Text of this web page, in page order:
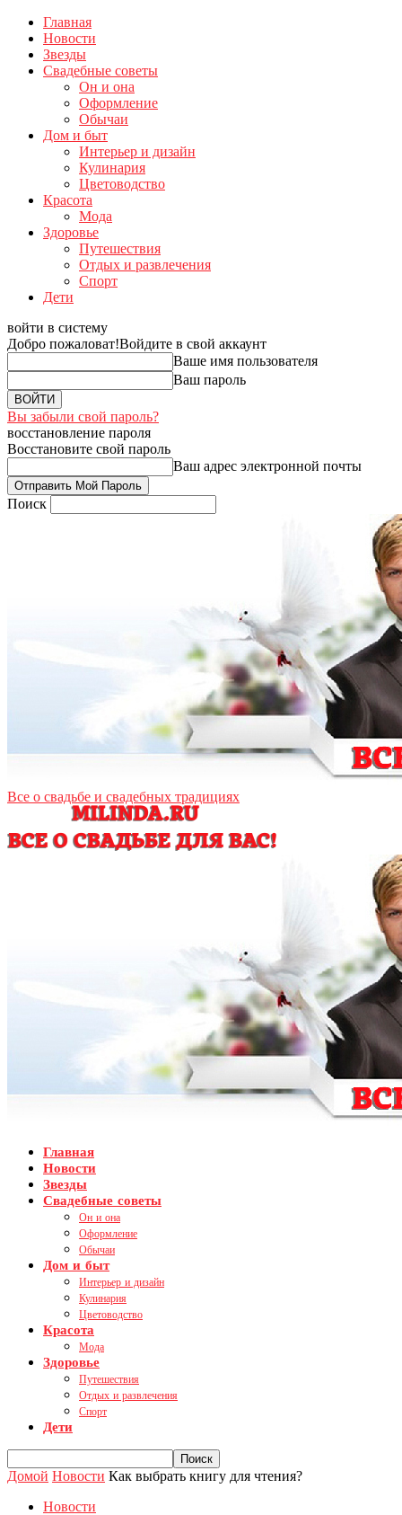
Главная
Новости
Звезды
Свадебные советы
Он и она
Оформление
Обычаи
Дом и быт
Интерьер и дизайн
Кулинария
Цветоводство
Красота
Мода
Здоровье
Путешествия
Отдых и развлечения
Спорт
Дети
войти в систему
Добро пожаловат!Войдите в свой аккаунт
Ваше имя пользователя
Ваш пароль
Вы забыли свой пароль?
восстановление пароля
Восстановите свой пароль
Ваш адрес электронной почты
Поиск
Все о свадьбе и свадебных традициях
Главная
Новости
Звезды
Свадебные советы
Он и она
Оформление
Обычаи
Дом и быт
Интерьер и дизайн
Кулинария
Цветоводство
Красота
Мода
Здоровье
Путешествия
Отдых и развлечения
Спорт
Дети
Домой Новости Как выбрать книгу для чтения?
Новости